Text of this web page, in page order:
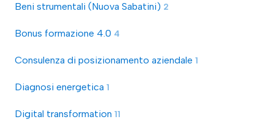
Beni strumentali (Nuova Sabatini) 2
Bonus formazione 4.0 4
Consulenza di posizionamento aziendale 1
Diagnosi energetica 1
Digital transformation 11